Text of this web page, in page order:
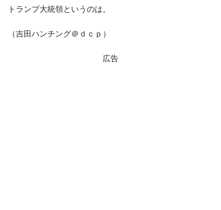
トランプ大統領というのは。
（吉田ハンチング＠ｄｃｐ）
広告